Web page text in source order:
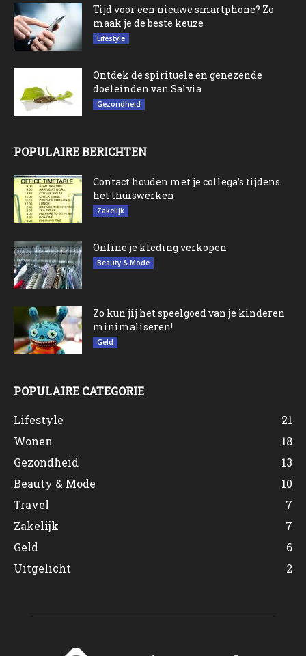
Tijd voor een nieuwe smartphone? Zo
maak je de beste keuze
Lifestyle
Ontdek de spirituele en genezende
doeleinden van Salvia
Gezondheid
POPULAIRE BERICHTEN
Contact houden met je collega’s tijdens
het thuiswerken
Zakelijk
Online je kleding verkopen
Beauty & Mode
Zo kun jij het speelgoed van je kinderen
minimaliseren!
Geld
POPULAIRE CATEGORIE
Lifestyle
21
Wonen
18
Gezondheid
13
Beauty & Mode
10
Travel
7
Zakelijk
7
Geld
6
Uitgelicht
2